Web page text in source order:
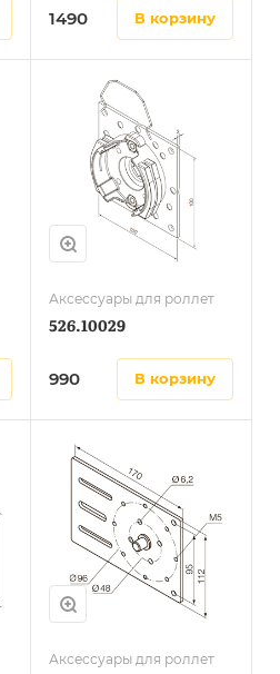
1490 в корзину
Аксессуары для роллет
526.10029
990 в корзину
Аксессуары для роллет